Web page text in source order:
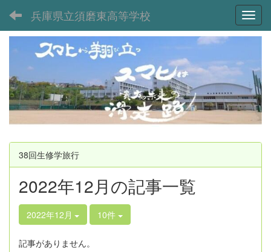
兵庫県立須磨東高等学校
38回生修学旅行
2022年12月の記事一覧
2022年12月 10件
記事がありません。